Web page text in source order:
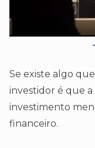
Se existe algo
investidor é que
investimento
financeiro.